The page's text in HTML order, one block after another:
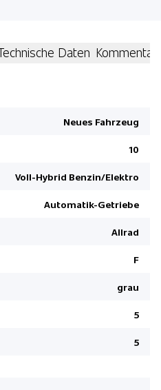
Daten Kommentar
Neues Fahrzeug
10
Voll-Hybrid Benzin/Elektro
Automatik-Getriebe
Allrad
F
grau
5
5